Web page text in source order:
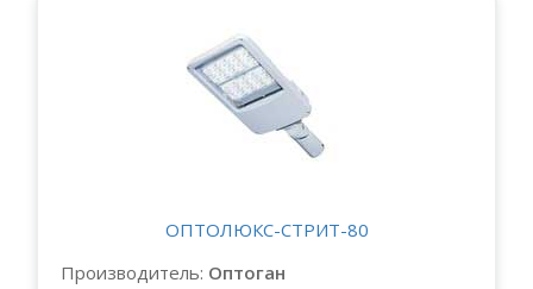
ОПТОЛЮКС-СТРИТ-80
Производитель: Оптоган